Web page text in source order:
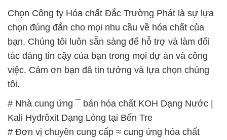
Chọn Công ty Hóa chất Đắc Trường Phát là sự lựa
chọn đúng đắn cho mọi nhu cầu về hóa chất của
bạn. Chúng tôi luôn sẵn sàng để hỗ trợ và làm đối
tác đáng tin cậy của bạn trong mọi dự án và công
việc. Cảm ơn bạn đã tin tưởng và lựa chọn chúng
tôi.
# Nhà cung ứng ¯ bán hóa chất KOH Dạng Nước |
Kali Hyđrôxit Dạng Lỏng tại Bến Tre
# Đơn vị chuyên cung cấp ≈ cung ứng hóa chất